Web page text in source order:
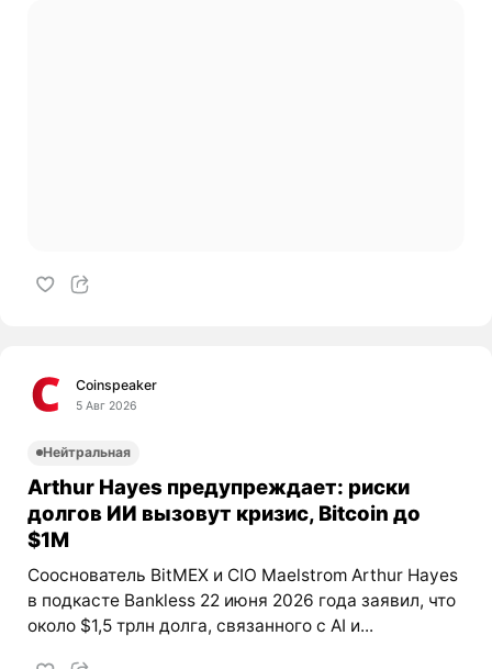
Coinspeaker
5 Авг 2026
Нейтральная
Arthur Hayes предупреждает: риски
долгов ИИ вызовут кризис, Bitcoin до
$1M
Сооснователь BitMEX и CIO Maelstrom Arthur Hayes
в подкасте Bankless 22 июня 2026 года заявил, что
около $1,5 трлн долга, связанного с AI и...